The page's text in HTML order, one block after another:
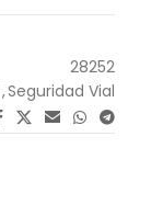
28252
,Seguridad Vial